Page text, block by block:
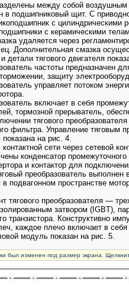
между собой воздушным
в подшипниковый щит. С
с цилиндрическими
с керамическими
удаляется через
Дополнительная смазка
детали тягового двигателя
частоты предназначен
защиту
управляет потоком
включает в себя
тормозной прерыватель,
тягового
фильтра. Управление тяговым
показана на рис. 4.
сети через сетевой
конденсатор
и контактор для
преобразователь
в подвагонном пространстве
тягового преобразователя —
затвором (IGBT),
транзистора. Конструктивно
каждое плечо включает в
модуль показан на рис. 5.
был изменен под размер экрана.